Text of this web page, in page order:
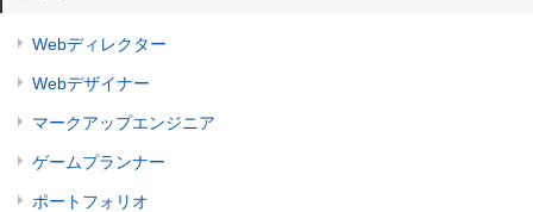
Webディレクター
Webデザイナー
マークアップエンジニア
ゲームプランナー
ポートフォリオ